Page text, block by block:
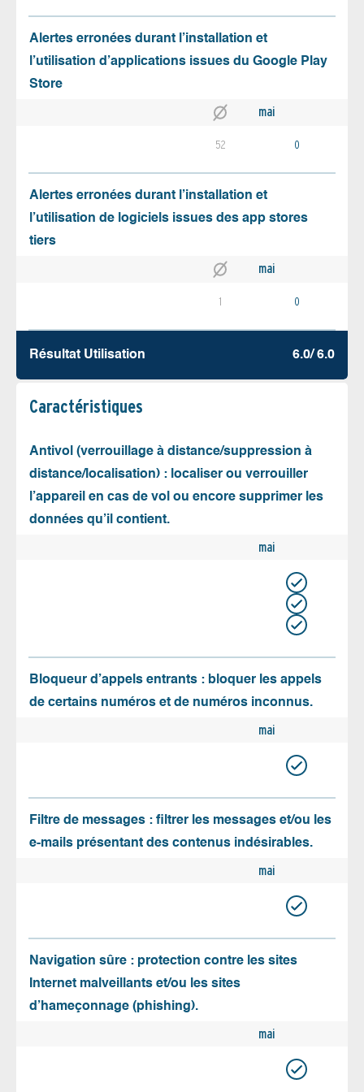
Alertes erronées durant l’installation et
l’utilisation d’applications issues du Google Play
Store
mai
52 0
Alertes erronées durant l’installation et
l’utilisation de logiciels issues des app stores
tiers
mai
1 0
Résultat Utilisation 6.0/ 6.0
Caractéristiques
Antivol (verrouillage à distance/suppression à
distance/localisation) : localiser ou verrouiller
l’appareil en cas de vol ou encore supprimer les
données qu’il contient.
mai
Bloqueur d’appels entrants : bloquer les appels
de certains numéros et de numéros inconnus.
mai
Filtre de messages : filtrer les messages et/ou les
e-mails présentant des contenus indésirables.
mai
Navigation sûre : protection contre les sites
Internet malveillants et/ou les sites
d’hameçonnage (phishing).
mai